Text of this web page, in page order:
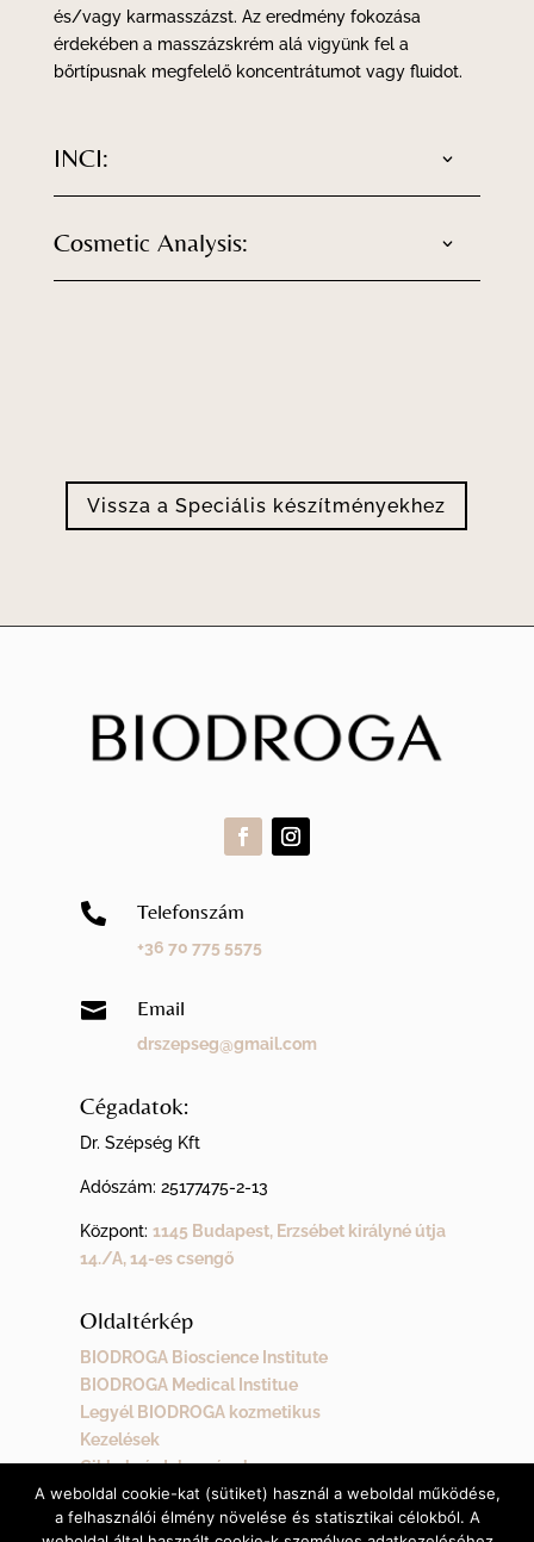
és/vagy karmasszázst. Az eredmény fokozása
érdekében a masszázskrém alá vigyünk fel a
bőrtípusnak megfelelő koncentrátumot vagy fluidot.
INCI:
Cosmetic Analysis:
Vissza a Speciális készítményekhez
 Telefonszám
+36 70 775 5575
 Email
drszepseg@gmail.com
Cégadatok:
Dr. Szépség Kft
Adószám:25177475-2-13
Központ:1145 Budapest, Erzsébet királyné útja
14./A, 14-es csengő
Oldaltérkép
BIODROGA Bioscience Institute
BIODROGA Medical Institue
Legyél BIODROGA kozmetikus
Kezelések
Cikkek, érdekességek
Kapcsolat
A weboldal cookie-kat (sütiket) használ a weboldal működése,
a felhasználói élmény növelése és statisztikai célokból. A